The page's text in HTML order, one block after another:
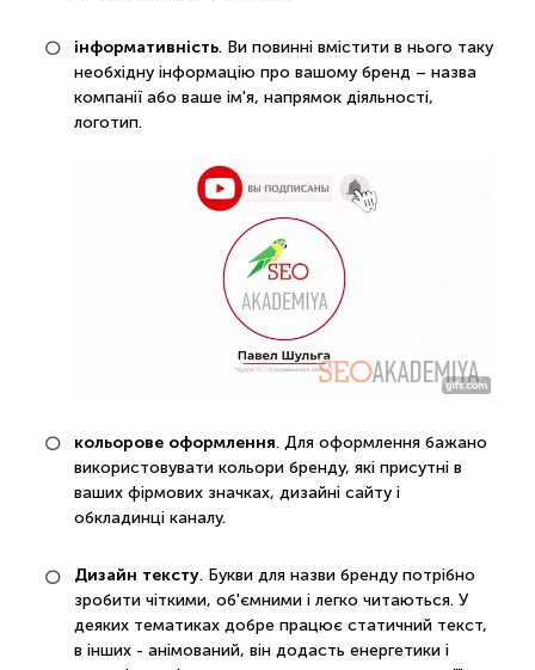
інформативність. Ви повинні вмістити в нього таку
необхідну інформацію про вашому бренд – назва
компанії або ваше ім'я, напрямок діяльності,
логотип.
кольорове оформлення. Для оформлення бажано
використовувати кольори бренду, які присутні в
ваших фірмових значках, дизайні сайту і
обкладинці каналу.
Дизайн тексту. Букви для назви бренду потрібно
зробити чіткими, об'ємними і легко читаються. У
деяких тематиках добре працює статичний текст,
в інших - анімований, він додасть енергетики і